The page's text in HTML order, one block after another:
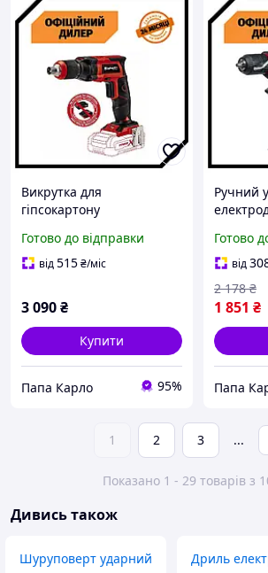
Викрутка для
гіпсокартону
TE-DY 18 Li-Solo (18 В, Без
АКБ)
Готово до відправки
від515₴/міс
3 090₴
Купити
Папа Карло 95%
Ручний
Готово
від
1 851 ₴
2 178 ₴
Папа
1 2 3 ...
Показано 1 - 29 товарів з
Дивись також
Шуруповерт ударний Дриль